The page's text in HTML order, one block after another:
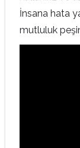
İnsana hata
mutluluk